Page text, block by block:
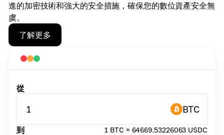
進的加密技術和強大的安全措施，確保您的數位資產安全無
虞。
了解更多
從
1 BTC
到 1 BTC ≈ 64669.53226063 USDC